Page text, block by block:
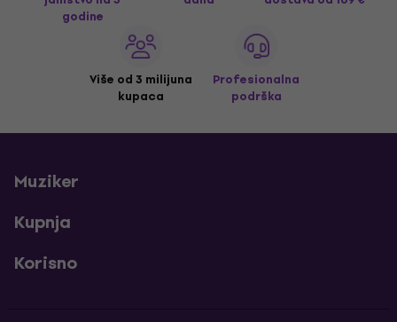
godine
Više od 3 milijuna
kupaca
Profesionalna
podrška
Muziker
Kupnja
Korisno